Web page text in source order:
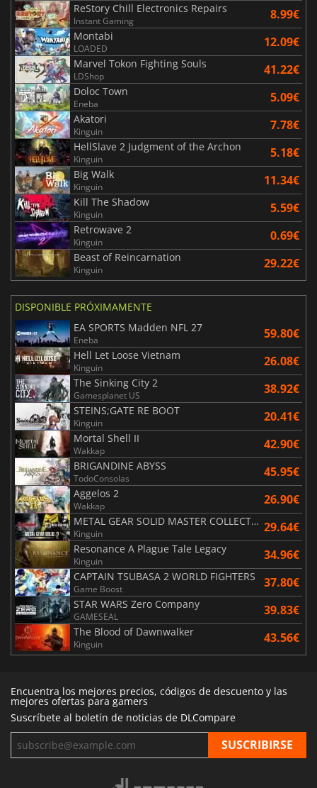
ReStory Chill Electronics Repairs
Instant Gaming 8.99€
Montabi
LOADED 12.09€
Marvel Tokon Fighting Souls
LDShop 41.22€
Doloc Town
Eneba 5.09€
Akatori
Kinguin 7.78€
HellSlave 2 Judgment of the Archon
Kinguin 5.18€
Big Walk
Kinguin 11.34€
Kill The Shadow
Kinguin 5.59€
Retrowave 2
Kinguin 0.69€
Beast of Reincarnation
Kinguin 29.22€
DISPONIBLE PRÓXIMAMENTE
EA SPORTS Madden NFL 27
Eneba 59.80€
Hell Let Loose Vietnam
Kinguin 26.08€
The Sinking City 2
Gamesplanet US 38.92€
STEINS;GATE RE BOOT
Kinguin 20.41€
Mortal Shell II
Wakkap 42.90€
BRIGANDINE ABYSS
TodoConsolas 45.95€
Aggelos 2
Wakkap 26.90€
METAL GEAR SOLID MASTER COLLECTION Vol.2
Kinguin 29.64€
Resonance A Plague Tale Legacy
Kinguin 34.96€
CAPTAIN TSUBASA 2 WORLD FIGHTERS
Game Boost 37.80€
STAR WARS Zero Company
GAMESEAL 39.83€
The Blood of Dawnwalker
Kinguin 43.56€
Encuentra los mejores precios, códigos de descuento y las
mejores ofertas para gamers
Suscríbete al boletín de noticias de DLCompare